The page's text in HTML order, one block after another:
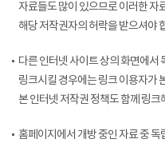
자료들도 많이 있으므로 이러한 자
해당 저작권자의 허락을 받으셔야
다른 인터넷 사이트 상의 화면에서
링크시킬 경우에는 링크 이용자가
본 인터넷 저작권 정책도 함께 링크
홈페이지에서 개방 중인 자료 중